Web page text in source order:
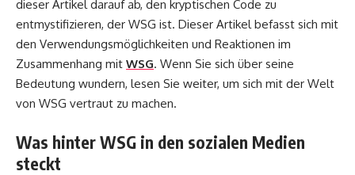
dieser Artikel darauf ab, den kryptischen Code zu
entmystifizieren, der WSG ist. Dieser Artikel befasst sich mit
den Verwendungsmöglichkeiten und Reaktionen im
Zusammenhang mit WSG. Wenn Sie sich über seine
Bedeutung wundern, lesen Sie weiter, um sich mit der Welt
von WSG vertraut zu machen.
Was hinter WSG in den sozialen Medien
steckt